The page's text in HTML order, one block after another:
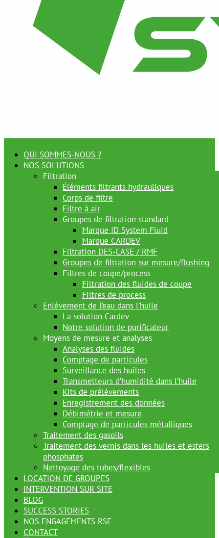
QUI SOMMES-NOUS ?
NOS SOLUTIONS
Filtration
Éléments filtrants hydrauliques
Corps de filtre
Filtre à air
Groupes de filtration standard
Marque ID System Fluid
Marque CARDEV
Filtration DES-CASE / RMF
Groupes de filtration sur mesure/flushing
Filtres de coupe/process
Filtration des fluides de coupe
Filtres de process
Enlèvement de l’eau dans l’huile
La solution Cardev
Notre solution de purificateur
Moyens de mesure et analyses
Analyses des fluides
Comptage de particules
Surveillance des huiles
Transmetteurs d’humidité dans l’huile
Kits de prélèvements
Enregistrement des données
Débimétrie et mesure
Comptage de particules métalliques
Traitement des gasoils
Traitement des vernis dans les huiles et esters
phosphates
Nettoyage des tubes/flexibles
LOCATION DE GROUPES
INTERVENTION SUR SITE
BLOG
SUCCESS STORIES
NOS ENGAGEMENTS RSE
CONTACT